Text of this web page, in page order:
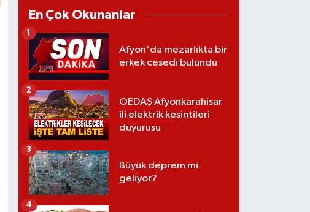
En Çok Okunanlar
Afyon'da mezarlıkta bir
erkek cesedi bulundu
1
OEDAŞ Afyonkarahisar
ili elektrik kesintileri
duyurusu
2
Büyük deprem mi
geliyor?
3
4